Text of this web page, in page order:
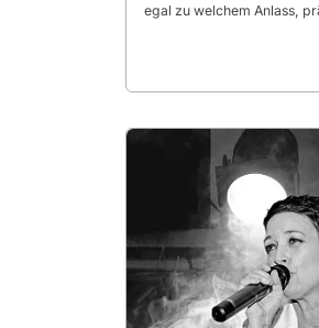
egal zu welchem Anlass,